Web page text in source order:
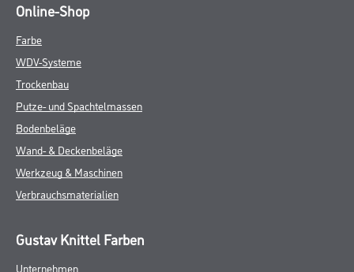
Online-Shop
Farbe
WDV-Systeme
Trockenbau
Putze- und Spachtelmassen
Bodenbeläge
Wand- & Deckenbeläge
Werkzeug & Maschinen
Verbrauchsmaterialien
Gustav Knittel Farben
Unternehmen